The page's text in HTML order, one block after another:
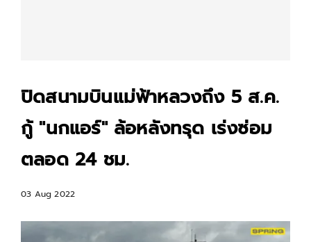
ปิดสนามบินแม่ฟ้าหลวงถึง 5 ส.ค.
กู้ "นกแอร์" ล้อหลังทรุด เร่งซ่อม
ตลอด 24 ชม.
03 Aug 2022